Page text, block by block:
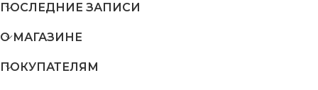
ПОСЛЕДНИЕ ЗАПИСИ
О МАГАЗИНЕ
ПОКУПАТЕЛЯМ